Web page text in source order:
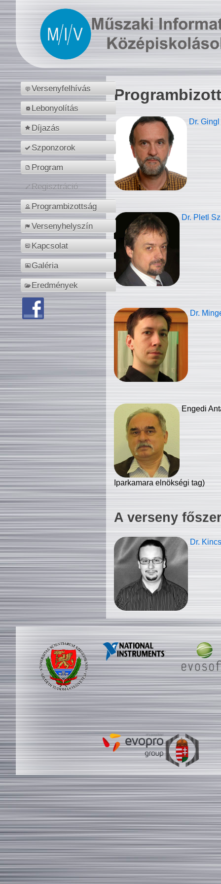
Versenyfelhívás
Lebonyolítás
Díjazás
Szponzorok
Program
Regisztráció
Programbizottság
Versenyhelyszín
Kapcsolat
Galéria
Eredmények
Dr.
Dr. Pletl
Dr.
Engedi
Iparkamara elnökségi tag)
A verseny
Dr.